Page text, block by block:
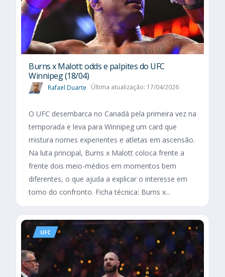
Burns x Malott: odds e palpites do UFC
Winnipeg (18/04)
Rafael Duarte Última atualização: 17/04/2026
O UFC desembarca no Canadá pela primeira vez na
temporada e leva para Winnipeg um card que
mistura nomes experientes e atletas em ascensão.
Na luta principal, Burns x Malott coloca frente a
frente dois meio-médios em momentos bem
diferentes, o que ajuda a explicar o interesse em
torno do confronto. Ficha técnica: Burns x...
UFC